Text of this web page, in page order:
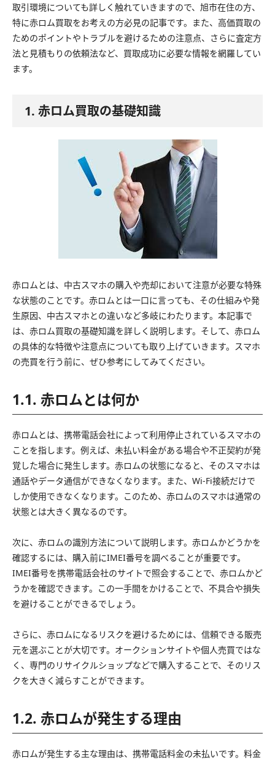
取引環境についても詳しく触れていきますので、旭市在住の方、
特に赤ロム買取をお考えの方必見の記事です。また、高価買取の
ためのポイントやトラブルを避けるための注意点、さらに査定方
法と見積もりの依頼法など、買取成功に必要な情報を網羅してい
ます。
1. 赤ロム買取の基礎知識
赤ロムとは、中古スマホの購入や売却において注意が必要な特殊
な状態のことです。赤ロムとは一口に言っても、その仕組みや発
生原因、中古スマホとの違いなど多岐にわたります。本記事で
は、赤ロム買取の基礎知識を詳しく説明します。そして、赤ロム
の具体的な特徴や注意点についても取り上げていきます。スマホ
の売買を行う前に、ぜひ参考にしてみてください。
1.1. 赤ロムとは何か
赤ロムとは、携帯電話会社によって利用停止されているスマホの
ことを指します。例えば、未払い料金がある場合や不正契約が発
覚した場合に発生します。赤ロムの状態になると、そのスマホは
通話やデータ通信ができなくなります。また、Wi-Fi接続だけで
しか使用できなくなります。このため、赤ロムのスマホは通常の
状態とは大きく異なるのです。
次に、赤ロムの識別方法について説明します。赤ロムかどうかを
確認するには、購入前にIMEI番号を調べることが重要です。
IMEI番号を携帯電話会社のサイトで照会することで、赤ロムかど
うかを確認できます。この一手間をかけることで、不具合や損失
を避けることができるでしょう。
さらに、赤ロムになるリスクを避けるためには、信頼できる販売
元を選ぶことが大切です。オークションサイトや個人売買ではな
く、専門のリサイクルショップなどで購入することで、そのリス
クを大きく減らすことができます。
1.2. 赤ロムが発生する理由
赤ロムが発生する主な理由は、携帯電話料金の未払いです。料金